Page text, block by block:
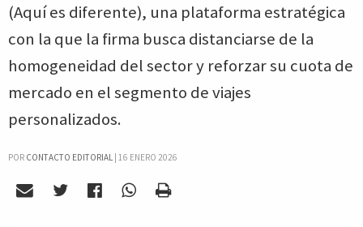
(Aquí es diferente), una plataforma estratégica
con la que la firma busca distanciarse de la
homogeneidad del sector y reforzar su cuota de
mercado en el segmento de viajes
personalizados.
POR CONTACTO EDITORIAL| 16 ENERO 2026